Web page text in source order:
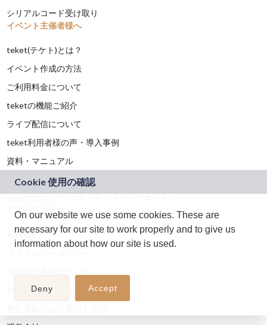
シリアルコード受け取り
イベント主催者様へ
teket(テケト)とは？
イベント作成の方法
ご利用料金について
teketの機能ご紹介
ライブ配信について
teket利用者様の声・導入事例
資料・マニュアル
登録済み劇場・ホール一覧
運営会社情報
利用規約
個人情報の取り扱いについて
On our website we use some cookies. These are
necessary for our site to work properly and to give us
information about how our site is used.
Deny Accept